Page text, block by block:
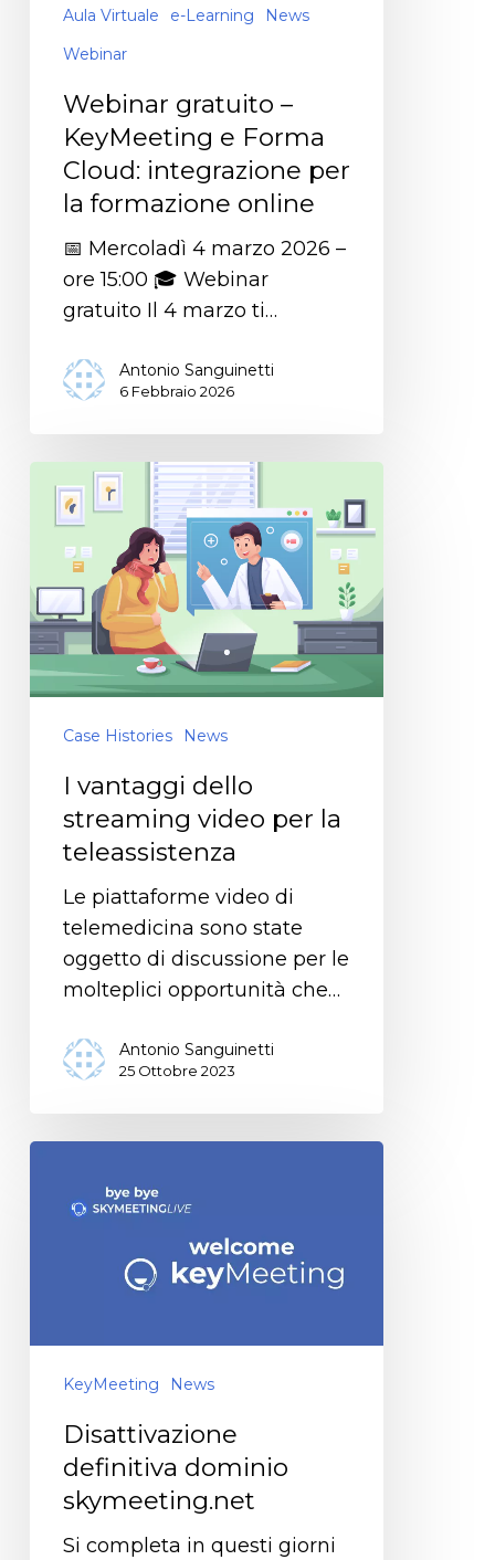
Aula Virtuale e-Learning
News
Webinar
Webinar gratuito –
KeyMeeting e Forma
Cloud: integrazione per
la formazione online
📅 Mercoladì 4 marzo 2026 –
ore 15:00 🎓 Webinar
gratuito Il 4 marzo ti…
Antonio Sanguinetti
6 Febbraio 2026
Case Histories News
I vantaggi dello
streaming video per la
teleassistenza
Le piattaforme video di
telemedicina sono state
oggetto di discussione per le
molteplici opportunità che…
Antonio Sanguinetti
25 Ottobre 2023
KeyMeeting News
Disattivazione
definitiva dominio
skymeeting.net
Si completa in questi giorni